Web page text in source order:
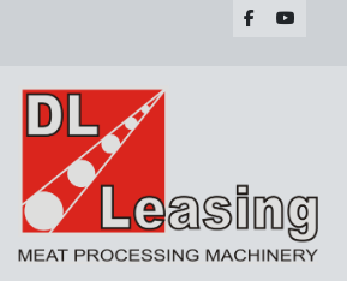
facebookyoutube